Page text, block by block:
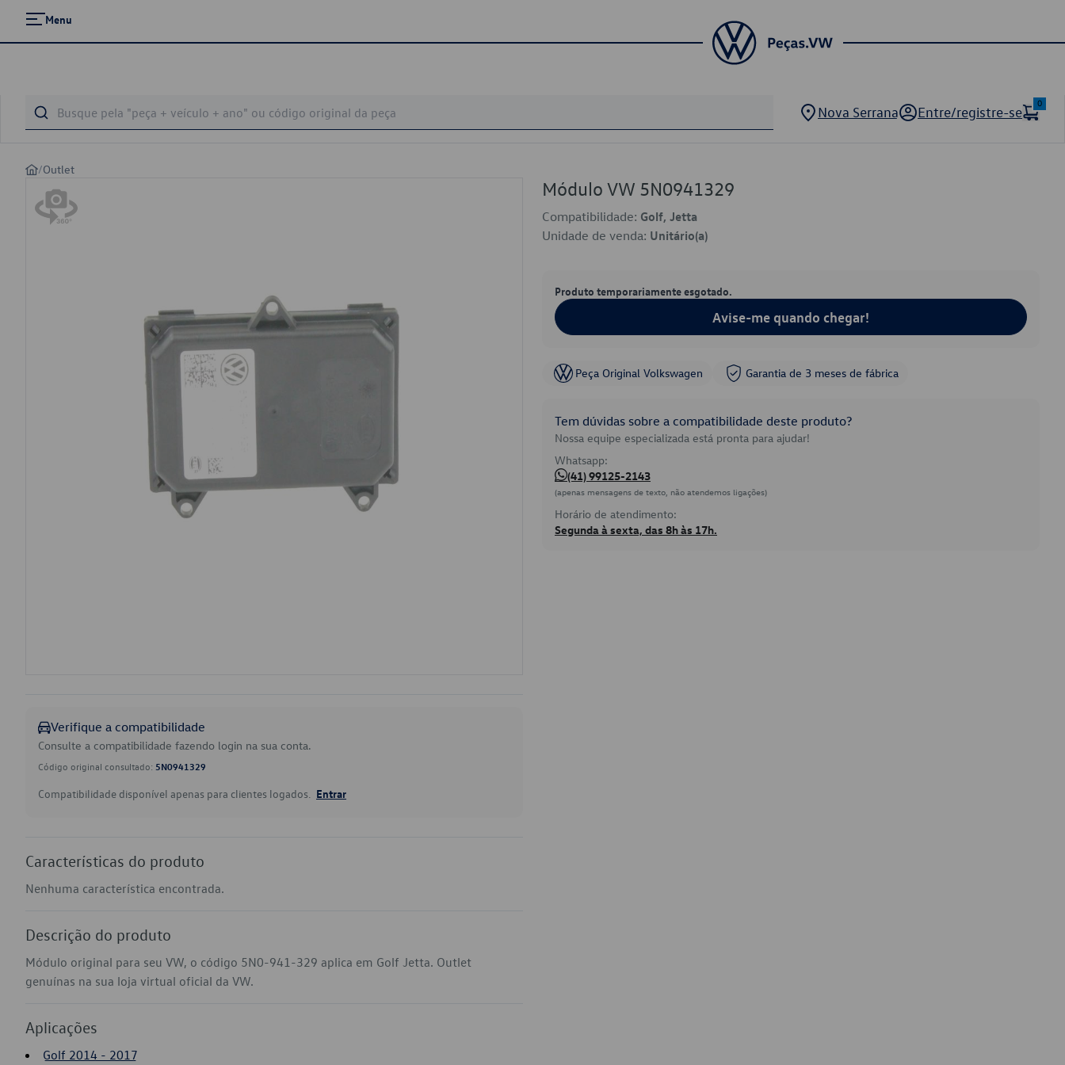
Menu
Nova Serrana Entre/registre-se
0
/Outlet
Verifique a compatibilidade
Consulte a compatibilidade fazendo login na sua conta.
Código original consultado: 5N0941329
Compatibilidade disponível apenas para clientes logados. Entrar
Características do produto
Nenhuma característica encontrada.
Descrição do produto
Módulo original para seu VW, o código 5N0-941-329 aplica em Golf Jetta. Outlet
genuínas na sua loja virtual oficial da VW.
Aplicações
Golf 2014 - 2017
Módulo VW 5N0941329
Compatibilidade: Golf, Jetta
Unidade de venda: Unitário(a)
Produto temporariamente esgotado.
Avise-me quando chegar!
Peça Original Volkswagen Garantia de 3 meses de fábrica
Tem dúvidas sobre a compatibilidade deste produto?
Nossa equipe especializada está pronta para ajudar!
Whatsapp:
(41) 99125-2143
(apenas mensagens de texto, não atendemos ligações)
Horário de atendimento:
Segunda à sexta, das 8h às 17h.